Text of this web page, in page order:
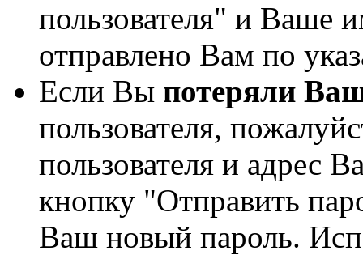
пользователя" и Ваше
отправлено Вам по
Если Вы потеряли
пользователя,
пользователя и адрес
кнопку "Отправить
Ваш новый пароль.